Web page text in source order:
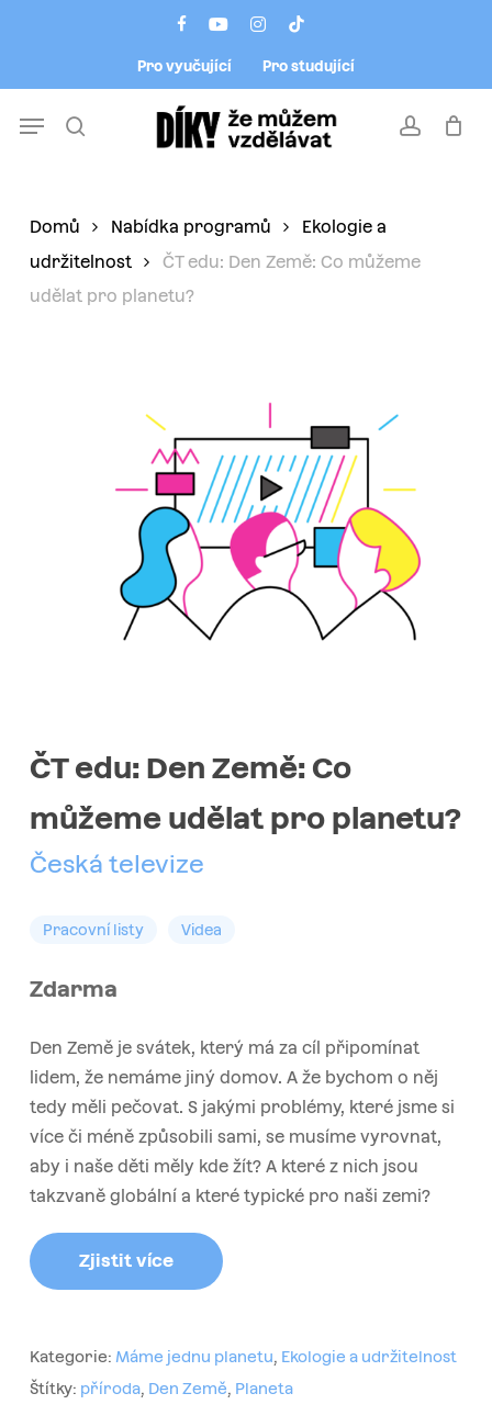
facebookyoutubeinstagram
tiktok
Pro vyučující Pro studující
account
Menu
Domů Nabídka programů
Ekologie a
udržitelnost
ČT edu: Den Země: Co můžeme
udělat pro planetu?
ČT edu: Den Země: Co
můžeme udělat pro planetu?
Česká televize
Pracovní listy Videa
Zdarma
Den Země je svátek, který má za cíl připomínat
lidem, že nemáme jiný domov. A že bychom o něj
tedy měli pečovat. S jakými problémy, které jsme si
více či méně způsobili sami, se musíme vyrovnat,
aby i naše děti měly kde žít? A které z nich jsou
takzvaně globální a které typické pro naši zemi?
Zjistit více
Kategorie: Máme jednu planetu, Ekologie a udržitelnost
Štítky: příroda, Den Země, Planeta